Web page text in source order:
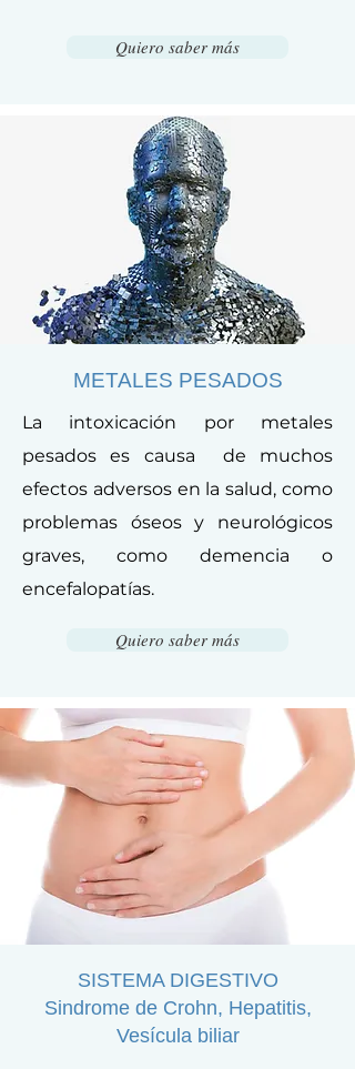
Quiero saber más
METALES PESADOS
La intoxicación por metales
pesados es causa de muchos
efectos adversos en la salud, como
problemas óseos y neurológicos
graves, como demencia o
encefalopatías.
Quiero saber más
SISTEMA DIGESTIVO
Sindrome de Crohn, Hepatitis,
Vesícula biliar